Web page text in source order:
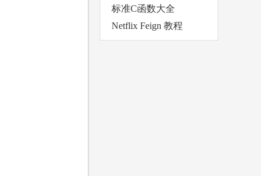
标准C函数大全
Netflix Feign 教程